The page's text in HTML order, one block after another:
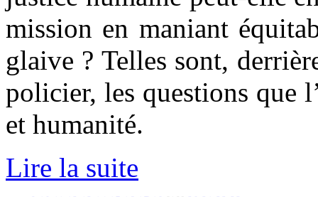
mission en maniant
glaive ? Telles sont,
policier, les questions que
et humanité.
Lire la suite